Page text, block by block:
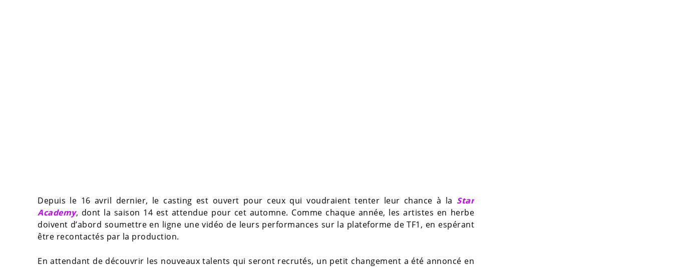
Depuis le 16 avril dernier, le casting est ouvert pour ceux qui voudraient tenter leur chance à la Star
Academy, dont la saison 14 est attendue pour cet automne. Comme chaque année, les artistes en herbe
doivent d’abord soumettre en ligne une vidéo de leurs performances sur la plateforme de TF1, en espérant
être recontactés par la production.
En attendant de découvrir les nouveaux talents qui seront recrutés, un petit changement a été annoncé en